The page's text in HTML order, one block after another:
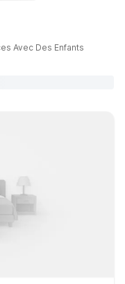
Avec Des Enfants